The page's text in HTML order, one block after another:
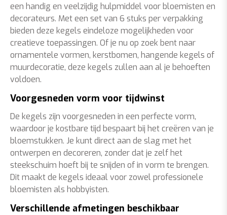
een handig en veelzijdig hulpmiddel voor bloemisten en
decorateurs. Met een set van 6 stuks per verpakking
bieden deze kegels eindeloze mogelijkheden voor
creatieve toepassingen. Of je nu op zoek bent naar
ornamentele vormen, kerstbomen, hangende kegels of
muurdecoratie, deze kegels zullen aan al je behoeften
voldoen.
Voorgesneden vorm voor tijdwinst
De kegels zijn voorgesneden in een perfecte vorm,
waardoor je kostbare tijd bespaart bij het creëren van je
bloemstukken. Je kunt direct aan de slag met het
ontwerpen en decoreren, zonder dat je zelf het
steekschuim hoeft bij te snijden of in vorm te brengen.
Dit maakt de kegels ideaal voor zowel professionele
bloemisten als hobbyisten.
Verschillende afmetingen beschikbaar